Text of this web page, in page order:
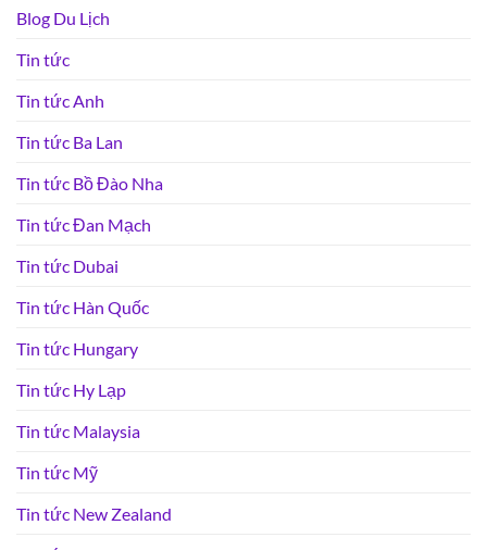
Blog Du Lịch
Tin tức
Tin tức Anh
Tin tức Ba Lan
Tin tức Bồ Đào Nha
Tin tức Đan Mạch
Tin tức Dubai
Tin tức Hàn Quốc
Tin tức Hungary
Tin tức Hy Lạp
Tin tức Malaysia
Tin tức Mỹ
Tin tức New Zealand